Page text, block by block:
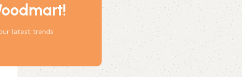
latest trends